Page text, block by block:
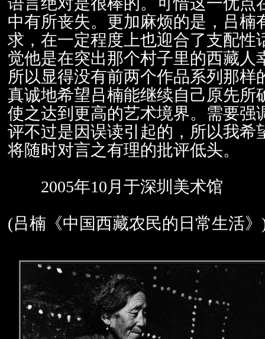
中有所丧失。更加麻烦的是，吕楠
求，在一定程度上也迎合了支配性
觉他是在突出那个村子里的西藏人
所以显得没有前两个作品系列那样
真诚地希望吕楠能继续自己原先所
使之达到更高的艺术境界。需要强
评不过是因误读引起的，所以我希
将随时对言之有理的批评低头。
2005年10月于深圳美术馆
(吕楠《中国西藏农民的日常生活》